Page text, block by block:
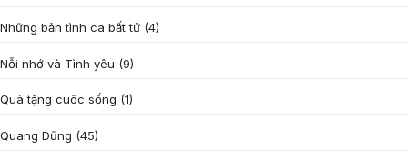
Những bản tình ca bất tử (4)
Nỗi nhớ và Tình yêu (9)
Quà tặng cuôc sống (1)
Quang Dũng (45)